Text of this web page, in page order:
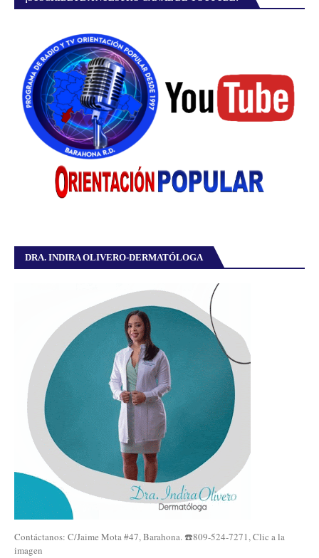
DRA. INDIRA OLIVERO-DERMATÓLOGA
Contáctanos: C/Jaime Mota #47, Barahona. ☎️809-524-7271, Clic a la
imagen